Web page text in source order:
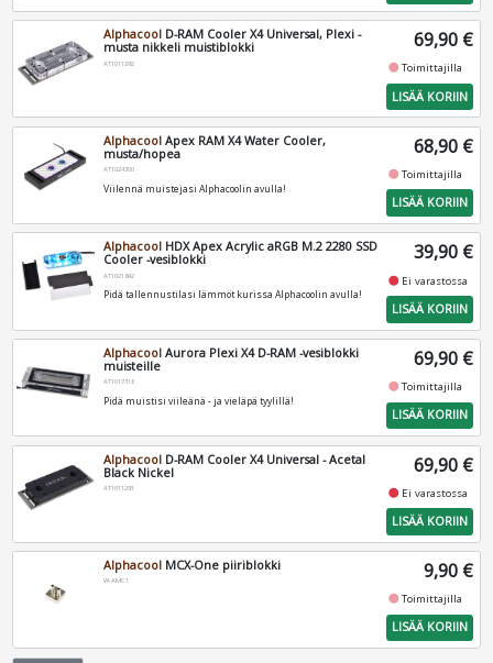
Alphacool D-RAM Cooler X4 Universal, Plexi -
musta nikkeli muistiblokki
AT1011292
69,90 €
fiber_manual_recordToimittajilla
LISÄÄ KORIIN
Alphacool Apex RAM X4 Water Cooler,
musta/hopea
AT1024300
Viilennä muistejasi Alphacoolin avulla!
68,90 €
fiber_manual_recordToimittajilla
LISÄÄ KORIIN
Alphacool HDX Apex Acrylic aRGB M.2 2280 SSD
Cooler -vesiblokki
AT1021842
Pidä tallennustilasi lämmöt kurissa Alphacoolin avulla!
39,90 €
fiber_manual_record Ei varastossa
LISÄÄ KORIIN
Alphacool Aurora Plexi X4 D-RAM -vesiblokki
muisteille
AT1017316
Pidä muistisi viileänä - ja vieläpä tyylillä!
69,90 €
fiber_manual_recordToimittajilla
LISÄÄ KORIIN
Alphacool D-RAM Cooler X4 Universal - Acetal
Black Nickel
AT1011291
69,90 €
fiber_manual_record Ei varastossa
LISÄÄ KORIIN
Alphacool MCX-One piiriblokki
W-AMC1 9,90 €
fiber_manual_recordToimittajilla
LISÄÄ KORIIN